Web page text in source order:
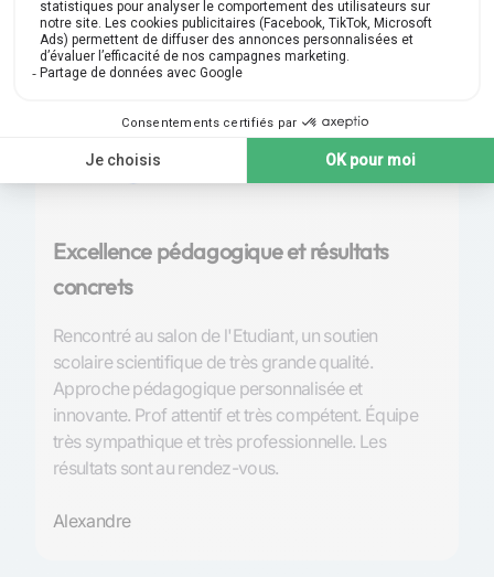
Excellence pédagogique et résultats
concrets
Rencontré au salon de l'Etudiant, un soutien
scolaire scientifique de très grande qualité.
Approche pédagogique personnalisée et
innovante. Prof attentif et très compétent. Équipe
très sympathique et très professionnelle. Les
résultats sont au rendez-vous.
Alexandre